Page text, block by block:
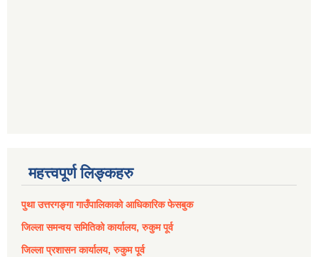
महत्त्वपूर्ण लिङ्कहरु
पुथा उत्तरगङ्गा गाउँपालिकाको आधिकारिक फेसबुक
जिल्ला समन्वय समितिको कार्यालय, रुकुम पूर्व
जिल्ला प्रशासन कार्यालय, रुकुम पूर्व